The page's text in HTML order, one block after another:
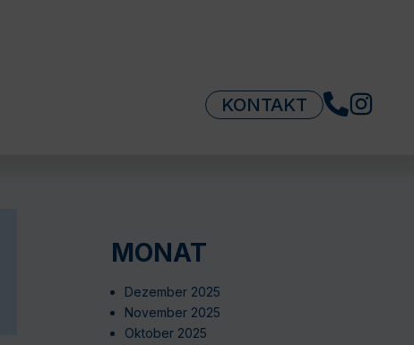
KONTAKT
MONAT
Dezember 2025
November 2025
Oktober 2025